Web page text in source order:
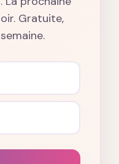
Gratuite,